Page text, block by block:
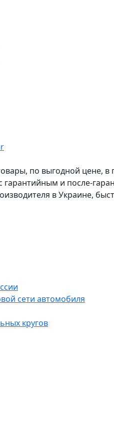
по выгодной цене, в
гарантийным и после-
в Украине,
сети автомобиля
кругов